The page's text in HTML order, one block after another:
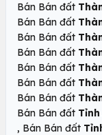
Bán Bán đất
Bán Bán đất
Bán Bán đất
Bán Bán đất
Bán Bán đất
Bán Bán đất
Bán Bán đất
Bán Bán đất
, Bán Bán đất